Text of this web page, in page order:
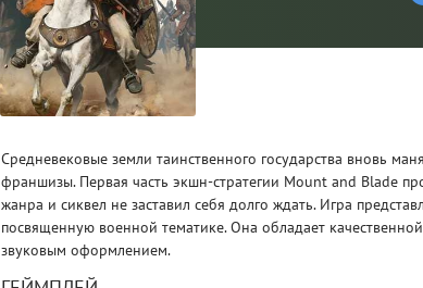
Средневековые земли таинственного государства вновь
франшизы. Первая часть экшн-стратегии Mount and Blade
жанра и сиквел не заставил себя долго ждать. Игра
посвященную военной тематике. Она обладает
звуковым оформлением.